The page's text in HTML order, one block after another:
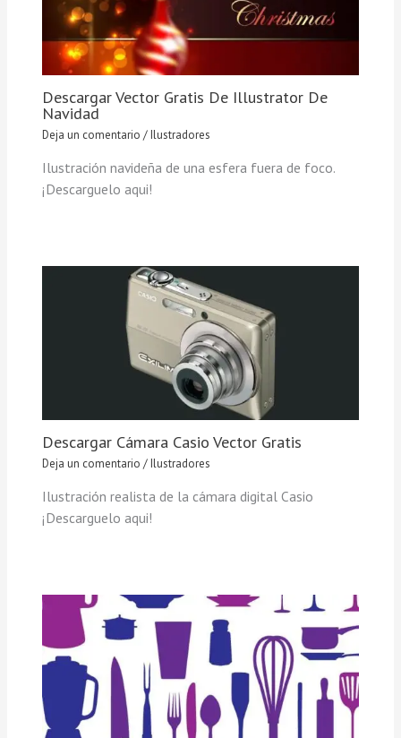
Descargar Vector Gratis De Illustrator De
Navidad
Deja un comentario /Ilustradores
Ilustración navideña de una esfera fuera de foco.
¡Descarguelo aqui!
Descargar Cámara Casio Vector Gratis
Deja un comentario /Ilustradores
Ilustración realista de la cámara digital Casio
¡Descarguelo aqui!